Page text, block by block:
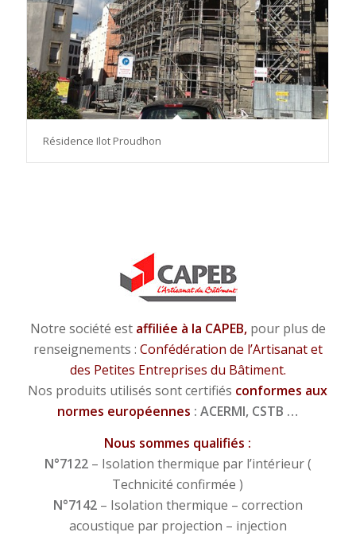
Résidence Ilot Proudhon
Notre société est affiliée à la CAPEB, pour plus de
renseignements : Confédération de l’Artisanat et
des Petites Entreprises du Bâtiment.
Nos produits utilisés sont certifiés conformes aux
normes européennes : ACERMI, CSTB …
Nous sommes qualifiés :
N°7122– Isolation thermique par l’intérieur (
Technicité confirmée )
N°7142– Isolation thermique – correction
acoustique par projection – injection